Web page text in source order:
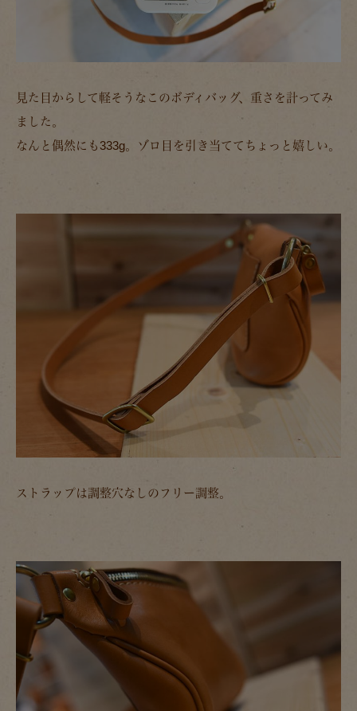
見た目からして軽そうなこのボディバッグ、重さを計ってみ
ました。
なんと偶然にも333g。ゾロ目を引き当ててちょっと嬉しい。
ストラップは調整穴なしのフリー調整。